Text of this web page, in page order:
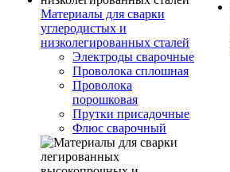
Материалы для сварки
углеродистых и
низколегированных сталей
Электроды сварочные
Проволока сплошная
Проволока
порошковая
Прутки присадочные
Флюс сварочный